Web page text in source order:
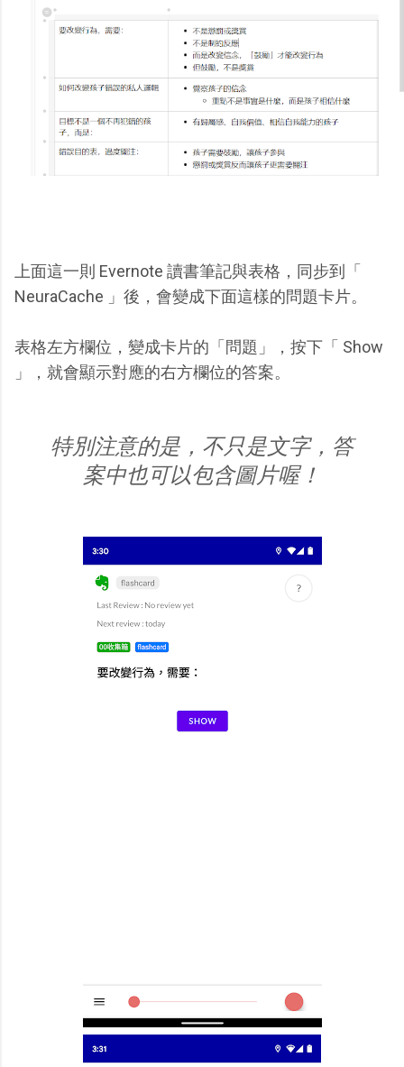
上面這一則 Evernote 讀書筆記與表格，同步到「
NeuraCache 」後，會變成下面這樣的問題卡片。
表格左方欄位，變成卡片的「問題」，按下「 Show
」，就會顯示對應的右方欄位的答案。
特別注意的是，不只是文字，答
案中也可以包含圖片喔！